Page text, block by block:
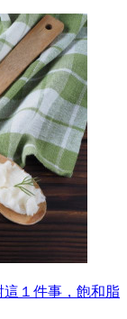
１件事，飽和脂